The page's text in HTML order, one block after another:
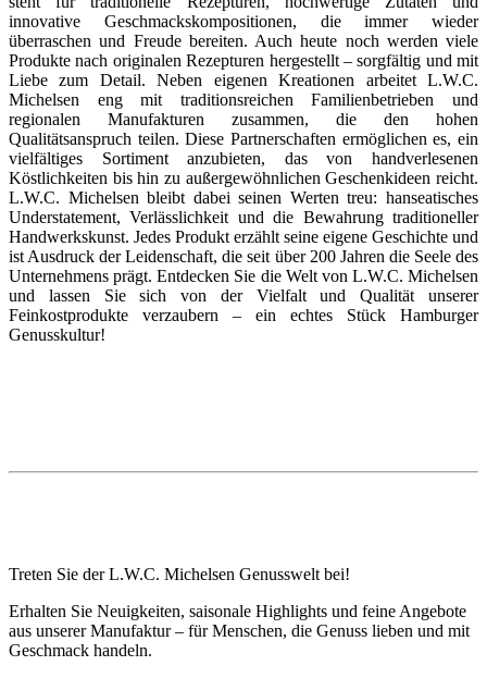
innovative Geschmackskompositionen, die immer wieder
überraschen und Freude bereiten. Auch heute noch werden viele
Produkte nach originalen Rezepturen hergestellt – sorgfältig und mit
Liebe zum Detail. Neben eigenen Kreationen arbeitet L.W.C.
Michelsen eng mit traditionsreichen Familienbetrieben und
regionalen Manufakturen zusammen, die den hohen
Qualitätsanspruch teilen. Diese Partnerschaften ermöglichen es, ein
vielfältiges Sortiment anzubieten, das von handverlesenen
Köstlichkeiten bis hin zu außergewöhnlichen Geschenkideen reicht.
L.W.C. Michelsen bleibt dabei seinen Werten treu: hanseatisches
Understatement, Verlässlichkeit und die Bewahrung traditioneller
Handwerkskunst. Jedes Produkt erzählt seine eigene Geschichte und
ist Ausdruck der Leidenschaft, die seit über 200 Jahren die Seele des
Unternehmens prägt. Entdecken Sie die Welt von L.W.C. Michelsen
und lassen Sie sich von der Vielfalt und Qualität unserer
Feinkostprodukte verzaubern – ein echtes Stück Hamburger
Genusskultur!
Treten Sie der L.W.C. Michelsen Genusswelt bei!
Erhalten Sie Neuigkeiten, saisonale Highlights und feine Angebote
aus unserer Manufaktur – für Menschen, die Genuss lieben und mit
Geschmack handeln.